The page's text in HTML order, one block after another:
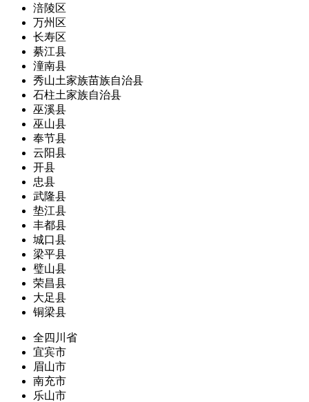
涪陵区
万州区
长寿区
綦江县
潼南县
秀山土家族苗族自治县
石柱土家族自治县
巫溪县
巫山县
奉节县
云阳县
开县
忠县
武隆县
垫江县
丰都县
城口县
梁平县
璧山县
荣昌县
大足县
铜梁县
全四川省
宜宾市
眉山市
南充市
乐山市